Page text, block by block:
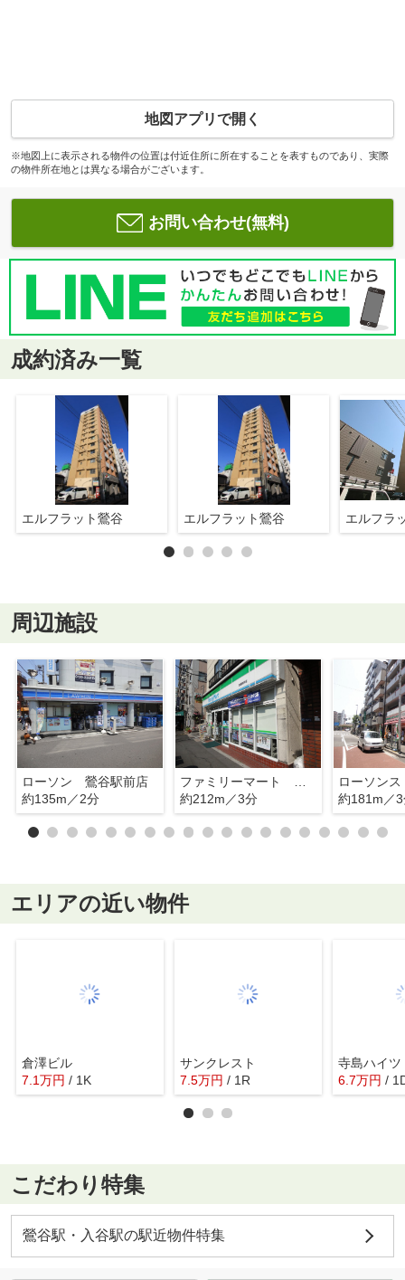
地図アプリで開く
※地図上に表示される物件の位置は付近住所に所在することを表すものであり、実際
の物件所在地とは異なる場合がございます。
お問い合わせ(無料)
成約済み一覧
エルフラット鶯谷 エルフラット鶯谷 エルフラ
周辺施設
ローソン 鶯谷駅前店
約135m／2分
ファミリーマート 加藤根岸店
約212m／3分
約181m／
エリアの近い物件
倉澤ビル
7.1万円 / 1K
サンクレスト
7.5万円 / 1R
寺島ハイツ
6.7万円 /
こだわり特集
鶯谷駅・入谷駅の駅近物件特集